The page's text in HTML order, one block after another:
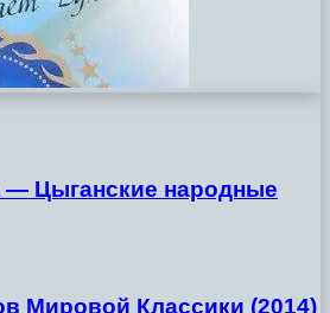
— Цыганские народные
Мировой Классики (2014)